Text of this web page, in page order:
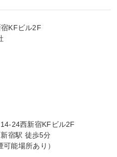
KFビル2F
24西新宿KFビル2F
宿駅 徒歩5分
能場所あり）